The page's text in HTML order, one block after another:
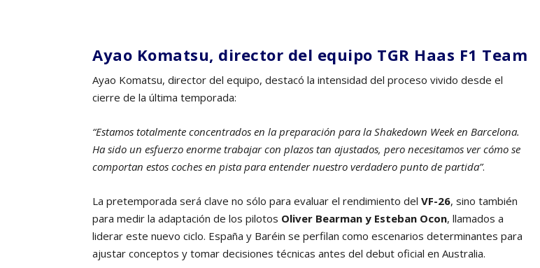
Ayao Komatsu, director del equipo TGR Haas F1 Team
Ayao Komatsu, director del equipo, destacó la intensidad del proceso vivido desde el
cierre de la última temporada:
“Estamos totalmente concentrados en la preparación para la Shakedown Week en Barcelona.
Ha sido un esfuerzo enorme trabajar con plazos tan ajustados, pero necesitamos ver cómo se
comportan estos coches en pista para entender nuestro verdadero punto de partida”.
La pretemporada será clave no sólo para evaluar el rendimiento del VF-26, sino también
para medir la adaptación de los pilotos Oliver Bearman y Esteban Ocon, llamados a
liderar este nuevo ciclo. España y Baréin se perfilan como escenarios determinantes para
ajustar conceptos y tomar decisiones técnicas antes del debut oficial en Australia.